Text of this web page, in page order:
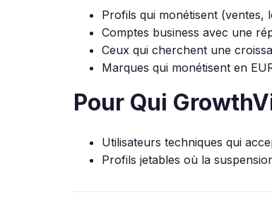
Profils qui monétisent (ventes,
Comptes business avec une
Ceux qui cherchent une
Marques qui monétisent en
Pour Qui
Utilisateurs techniques qui
Profils jetables où la